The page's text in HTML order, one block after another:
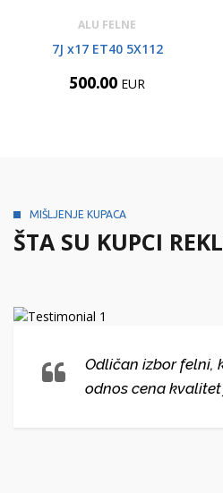
ALU FELNE
7J x17 ET40 5X112
500.00 EUR
MIŠLJENJE KUPACA
ŠTA SU KUPCI
Odličan izbor felni,
odnos cena